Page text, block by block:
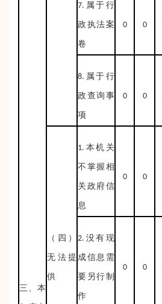
三、本
7.属于行
政执法案
卷
0 0
8.属于行
政查询事
项
0 0
（四）
无法提
供
1.本机关
不掌握相
关政府信
息
0 0
2.没有现
成信息需
要另行制
作
0 0